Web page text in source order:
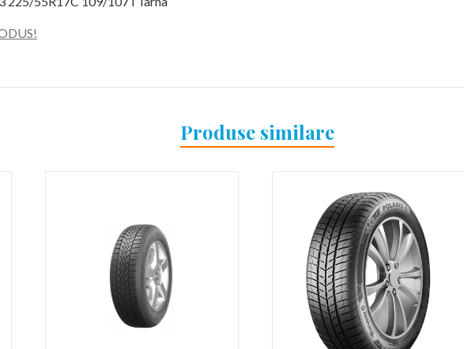
Produse similare